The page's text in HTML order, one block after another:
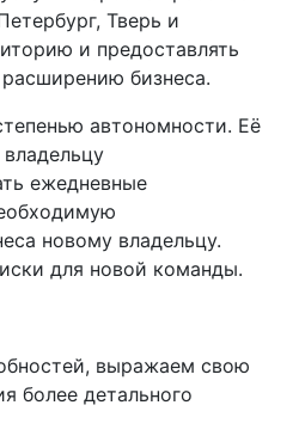
Тверь и
и предоставлять
бизнеса.
автономности. Её
ежедневные
новому владельцу.
для новой команды.
выражаем свою
более детального